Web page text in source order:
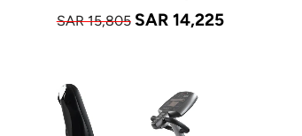
SAR 15,805 SAR 14,225